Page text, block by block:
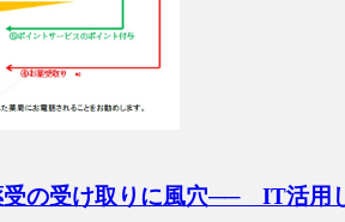
受の受け取りに風穴── IT活用